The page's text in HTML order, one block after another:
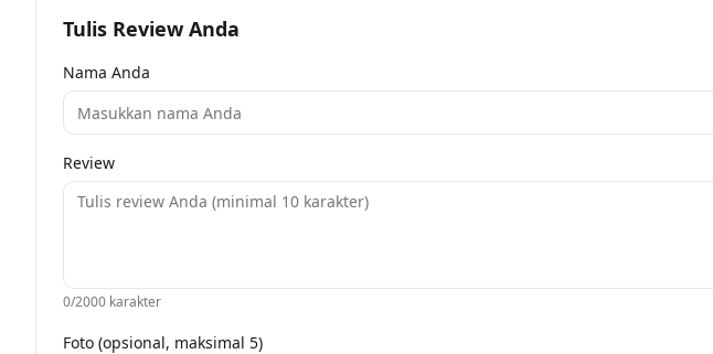
Tulis Review Anda
Nama Anda
Review
0/2000 karakter
Foto (opsional, maksimal 5)